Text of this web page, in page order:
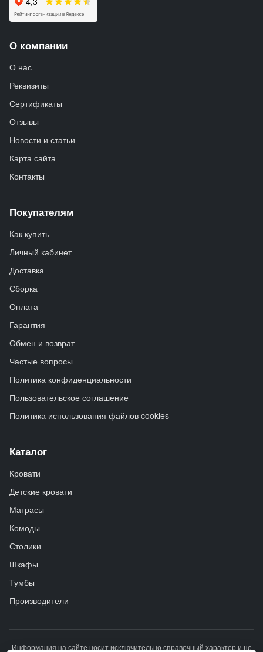
О компании
О нас
Реквизиты
Сертификаты
Отзывы
Новости и статьи
Карта сайта
Контакты
Покупателям
Как купить
Личный кабинет
Доставка
Сборка
Оплата
Гарантия
Обмен и возврат
Частые вопросы
Политика конфиденциальности
Пользовательское соглашение
Политика использования файлов cookies
Каталог
Кровати
Детские кровати
Матрасы
Комоды
Столики
Шкафы
Тумбы
Производители
Информация на сайте носит исключительно справочный характер и не